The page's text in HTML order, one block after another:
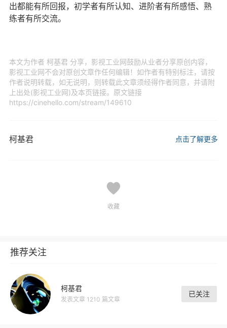
出都能有所回报，初学者有所认知、进阶者有所感悟、熟
练者有所交流。
本文为作者 柯基君 分享，影视工业网鼓励从业者分享原创内容，
影视工业网不会对原创文章作任何编辑！如作者有特别标注，请按
作者说明转载，如无说明，则转载此文章须经得作者同意，并请附
上出处(影视工业网)及本页链接。原文链接
https://cinehello.com/stream/149610
柯基君 点击了解更多
收藏
推荐关注
柯基君
发表文章 1210 篇文章
已关注